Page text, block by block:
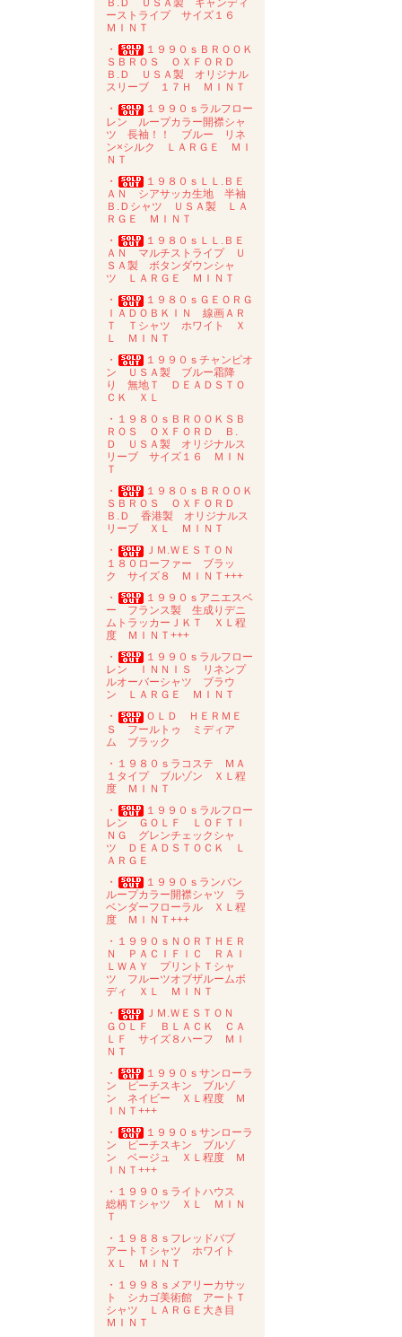
Ｂ.Ｄ ＵＳＡ製 キャンディ
ーストライプ サイズ１６
ＭＩＮＴ
・
１９９０ｓＢＲＯＯＫ
ＳＢＲＯＳ ＯＸＦＯＲＤ
Ｂ.Ｄ ＵＳＡ製 オリジナル
スリーブ １７Ｈ ＭＩＮＴ
・
１９９０ｓラルフロー
レン ループカラー開襟シャ
ツ 長袖！！ ブルー リネ
ン×シルク ＬＡＲＧＥ ＭＩ
ＮＴ
・
１９８０ｓＬＬ.ＢＥ
ＡＮ シアサッカ生地 半袖
Ｂ.Ｄシャツ ＵＳＡ製 ＬＡ
ＲＧＥ ＭＩＮＴ
・
１９８０ｓＬＬ.ＢＥ
ＡＮ マルチストライプ Ｕ
ＳＡ製 ボタンダウンシャ
ツ ＬＡＲＧＥ ＭＩＮＴ
・
１９８０ｓＧＥＯＲＧ
ＩＡＤＯＢＫＩＮ 線画ＡＲ
Ｔ Ｔシャツ ホワイト Ｘ
Ｌ ＭＩＮＴ
・
１９９０ｓチャンピオ
ン ＵＳＡ製 ブルー霜降
り 無地Ｔ ＤＥＡＤＳＴＯ
ＣＫ ＸＬ
・１９８０ｓＢＲＯＯＫＳＢ
ＲＯＳ ＯＸＦＯＲＤ Ｂ.
Ｄ ＵＳＡ製 オリジナルス
リーブ サイズ１６ ＭＩＮ
Ｔ
・
１９８０ｓＢＲＯＯＫ
ＳＢＲＯＳ ＯＸＦＯＲＤ
Ｂ.Ｄ 香港製 オリジナルス
リーブ ＸＬ ＭＩＮＴ
・
ＪＭ.ＷＥＳＴＯＮ
１８０ローファー ブラッ
ク サイズ８ ＭＩＮＴ+++
・
１９９０ｓアニエスベ
ー フランス製 生成りデニ
ムトラッカーＪＫＴ ＸＬ程
度 ＭＩＮＴ+++
・
１９９０ｓラルフロー
レン ＩＮＮＩＳ リネンプ
ルオーバーシャツ ブラウ
ン ＬＡＲＧＥ ＭＩＮＴ
・
ＯＬＤ ＨＥＲＭＥ
Ｓ フールトゥ ミディア
ム ブラック
・１９８０ｓラコステ ＭＡ
１タイプ ブルゾン ＸＬ程
度 ＭＩＮＴ
・
１９９０ｓラルフロー
レン ＧＯＬＦ ＬＯＦＴＩ
ＮＧ グレンチェックシャ
ツ ＤＥＡＤＳＴＯＣＫ Ｌ
ＡＲＧＥ
・
１９９０ｓランバン
ループカラー開襟シャツ ラ
ベンダーフローラル ＸＬ程
度 ＭＩＮＴ+++
・１９９０ｓＮＯＲＴＨＥＲ
Ｎ ＰＡＣＩＦＩＣ ＲＡＩ
ＬＷＡＹ プリントＴシャ
ツ フルーツオブザルームボ
ディ ＸＬ ＭＩＮＴ
・
ＪＭ.ＷＥＳＴＯＮ
ＧＯＬＦ ＢＬＡＣＫ ＣＡ
ＬＦ サイズ８ハーフ ＭＩ
ＮＴ
・
１９９０ｓサンローラ
ン ピーチスキン ブルゾ
ン ネイビー ＸＬ程度 Ｍ
ＩＮＴ+++
・
１９９０ｓサンローラ
ン ピーチスキン ブルゾ
ン ベージュ ＸＬ程度 Ｍ
ＩＮＴ+++
・１９９０ｓライトハウス
総柄Ｔシャツ ＸＬ ＭＩＮ
Ｔ
・１９８８ｓフレッドバブ
アートＴシャツ ホワイト
ＸＬ ＭＩＮＴ
・１９９８ｓメアリーカサッ
ト シカゴ美術館 アートＴ
シャツ ＬＡＲＧＥ大き目
ＭＩＮＴ